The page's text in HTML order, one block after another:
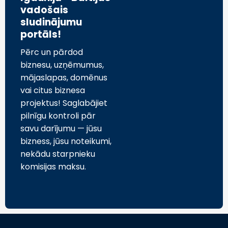
vadošais
sludinājumu
portāls!
Pērc un pārdod
biznesu, uzņēmumus,
mājaslapas, domēnus
vai citus biznesa
projektus! Saglabājiet
pilnīgu kontroli pār
savu darījumu — jūsu
bizness, jūsu noteikumi,
nekādu starpnieku
komisijas maksu.